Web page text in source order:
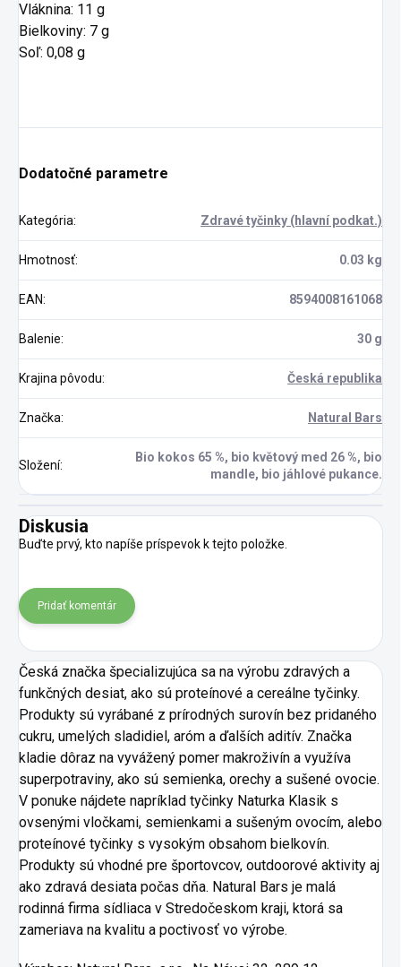
Vláknina: 11 g
Bielkoviny: 7 g
Soľ: 0,08 g
Dodatočné parametre
Kategória: Zdravé tyčinky (hlavní podkat.)
Hmotnosť: 0.03 kg
EAN: 8594008161068
Balenie: 30 g
Krajina pôvodu: Česká republika
Značka: Natural Bars
Složení:
Bio kokos 65 %, bio květový med 26 %, bio
mandle, bio jáhlové pukance.
Diskusia
Buďte prvý, kto napíše príspevok k tejto položke.
Pridať komentár
Česká značka špecializujúca sa na výrobu zdravých a
funkčných desiat, ako sú proteínové a cereálne tyčinky.
Produkty sú vyrábané z prírodných surovín bez pridaného
cukru, umelých sladidiel, aróm a ďalších aditív. Značka
kladie dôraz na vyvážený pomer makroživín a využíva
superpotraviny, ako sú semienka, orechy a sušené ovocie.
V ponuke nájdete napríklad tyčinky Naturka Klasik s
ovsenými vločkami, semienkami a sušeným ovocím, alebo
proteínové tyčinky s vysokým obsahom bielkovín.
Produkty sú vhodné pre športovcov, outdoorové aktivity aj
ako zdravá desiata počas dňa. Natural Bars je malá
rodinná firma sídliaca v Stredočeskom kraji, ktorá sa
zameriava na kvalitu a poctivosť vo výrobe.